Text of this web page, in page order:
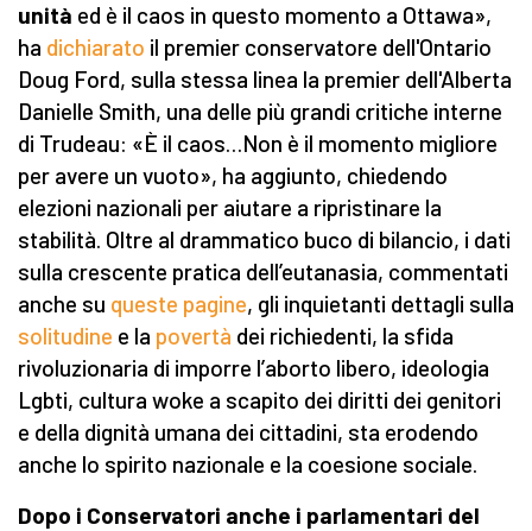
unità ed è il caos in questo momento a Ottawa»,
ha dichiarato il premier conservatore dell'Ontario
Doug Ford, sulla stessa linea la premier dell'Alberta
Danielle Smith, una delle più grandi critiche interne
di Trudeau: «È il caos…Non è il momento migliore
per avere un vuoto», ha aggiunto, chiedendo
elezioni nazionali per aiutare a ripristinare la
stabilità. Oltre al drammatico buco di bilancio, i dati
sulla crescente pratica dell’eutanasia, commentati
anche su queste pagine, gli inquietanti dettagli sulla
solitudine e la povertà dei richiedenti, la sfida
rivoluzionaria di imporre l’aborto libero, ideologia
Lgbti, cultura woke a scapito dei diritti dei genitori
e della dignità umana dei cittadini, sta erodendo
anche lo spirito nazionale e la coesione sociale.
Dopo i Conservatori anche i parlamentari del